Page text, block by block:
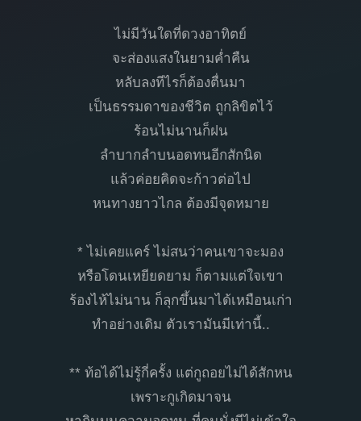
ไม่มีวันใดที่ดวงอาทิตย์
จะส่องแสงในยามค่ำคืน
หลับลงทีไรก็ต้องตื่นมา
เป็นธรรมดาของชีวิต ถูกลิขิตไว้
ร้อนไม่นานก็ฝน
ลำบากลำบนอดทนอีกสักนิด
แล้วค่อยคิดจะก้าวต่อไป
หนทางยาวไกล ต้องมีจุดหมาย
* ไม่เคยแคร์ ไม่สนว่าคนเขาจะมอง
หรือโดนเหยียดยาม ก็ตามแต่ใจเขา
ร้องไห้ไม่นาน ก็ลุกขึ้นมาได้เหมือนเก่า
ทำอย่างเดิม ตัวเรามันมีเท่านี้..
** ท้อได้ไม่รู้กี่ครั้ง แต่กูถอยไม่ได้สักหน
เพราะกูเกิดมาจน